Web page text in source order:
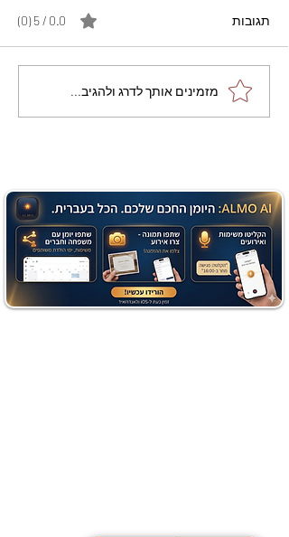
מתכון מנצח עוגת מייפל
שוקולד בחושה וקלה - זיוה
תגובות 0.0 / 5 ‏(0)
מזמינים אותך לדרג ולהגיב...